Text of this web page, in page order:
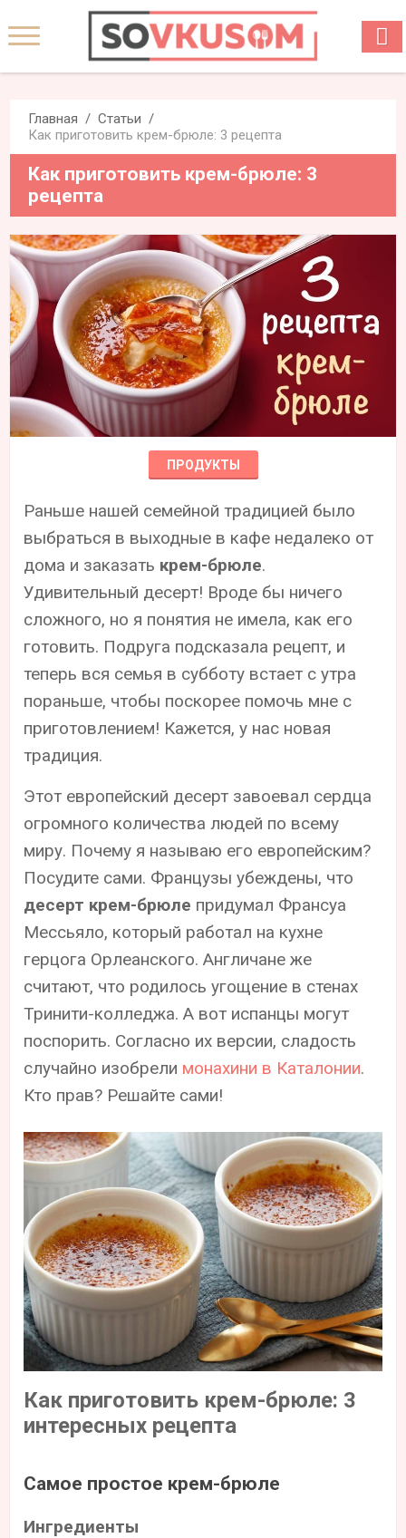
Главная
Статьи
Как приготовить крем-брюле: 3 рецепта
Как приготовить крем-брюле: 3
рецепта
ПРОДУКТЫ
Раньше нашей семейной традицией было
выбраться в выходные в кафе недалеко от
дома и заказать крем-брюле.
Удивительный десерт! Вроде бы ничего
сложного, но я понятия не имела, как его
готовить. Подруга подсказала рецепт, и
теперь вся семья в субботу встает с утра
пораньше, чтобы поскорее помочь мне с
приготовлением! Кажется, у нас новая
традиция.
Этот европейский десерт завоевал сердца
огромного количества людей по всему
миру. Почему я называю его европейским?
Посудите сами. Французы убеждены, что
десерт крем-брюле придумал Франсуа
Мессьяло, который работал на кухне
герцога Орлеанского. Англичане же
считают, что родилось угощение в стенах
Тринити-колледжа. А вот испанцы могут
поспорить. Согласно их версии, сладость
случайно изобрели монахини в Каталонии.
Кто прав? Решайте сами!
Как приготовить крем-брюле: 3
интересных рецепта
Самое простое крем-брюле
Ингредиенты